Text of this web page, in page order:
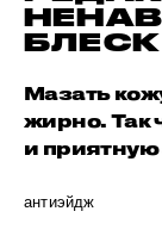
БЛЕСК
Мазать
жирно. Так
и приятную
антиэйдж